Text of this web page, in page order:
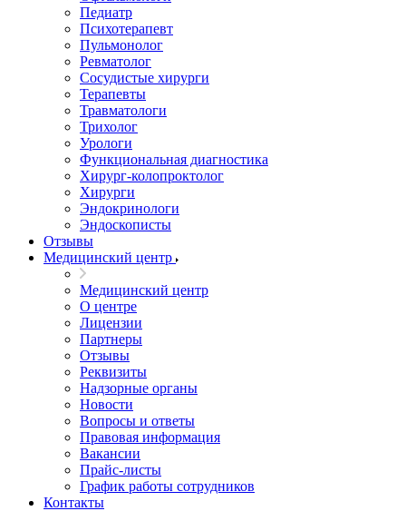
Педиатр
Психотерапевт
Пульмонолог
Ревматолог
Сосудистые хирурги
Терапевты
Травматологи
Трихолог
Урологи
Функциональная диагностика
Хирург-колопроктолог
Хирурги
Эндокринологи
Эндоскописты
Отзывы
Медицинский центр
Медицинский центр
О центре
Лицензии
Партнеры
Отзывы
Реквизиты
Надзорные органы
Новости
Вопросы и ответы
Правовая информация
Вакансии
Прайс-листы
График работы сотрудников
Контакты